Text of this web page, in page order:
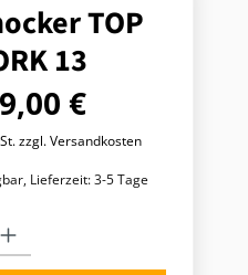
TOP
13
Regulärer Preis:
€
zzgl. Versandkosten
Lieferzeit: 3-5 Tage
Gib den gewünschten Wert